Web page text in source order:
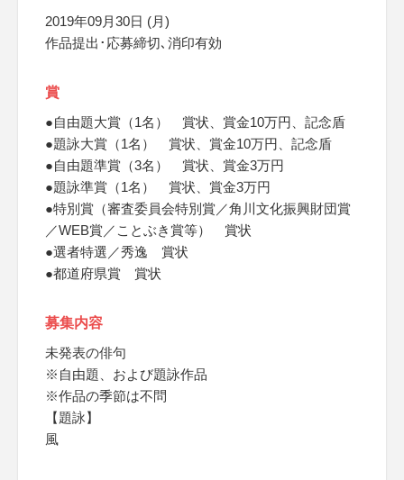
2019年09月30日 (月)
作品提出･応募締切､消印有効
賞
●自由題大賞（1名） 賞状、賞金10万円、記念盾
●題詠大賞（1名） 賞状、賞金10万円、記念盾
●自由題準賞（3名） 賞状、賞金3万円
●題詠準賞（1名） 賞状、賞金3万円
●特別賞（審査委員会特別賞／角川文化振興財団賞
／WEB賞／ことぶき賞等） 賞状
●選者特選／秀逸 賞状
●都道府県賞 賞状
募集内容
未発表の俳句
※自由題、および題詠作品
※作品の季節は不問
【題詠】
風